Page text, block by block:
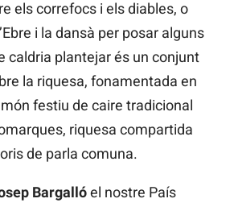
els correfocs i els diables, o
i la dansà per posar alguns
caldria plantejar és un conjunt
la riquesa, fonamentada en
festiu de caire tradicional
riquesa compartida
de parla comuna.
Bargallóel nostre País